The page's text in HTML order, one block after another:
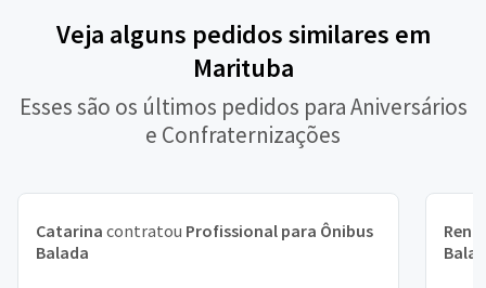
Veja alguns pedidos similares em
Marituba
Esses são os últimos pedidos para Aniversários
e Confraternizações
Catarina contratou Profissional para Ônibus
Balada